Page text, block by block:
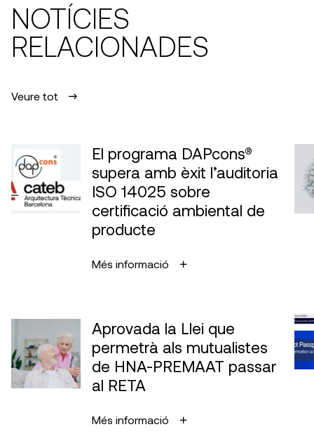
NOTÍCIES
RELACIONADES
Veure tot
El programa DAPcons®
supera amb èxit l’auditoria
ISO 14025 sobre
certificació ambiental de
producte
Més informació
Aprovada la Llei que
permetrà als mutualistes
de HNA-PREMAAT passar
al RETA
Més informació